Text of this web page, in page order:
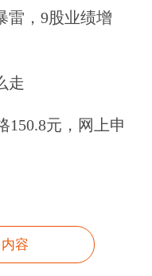
。车主若想快
全路段采取连
动、主动两项
定期采用液压
雷，9股业绩增
走
150.8元，网上申
容